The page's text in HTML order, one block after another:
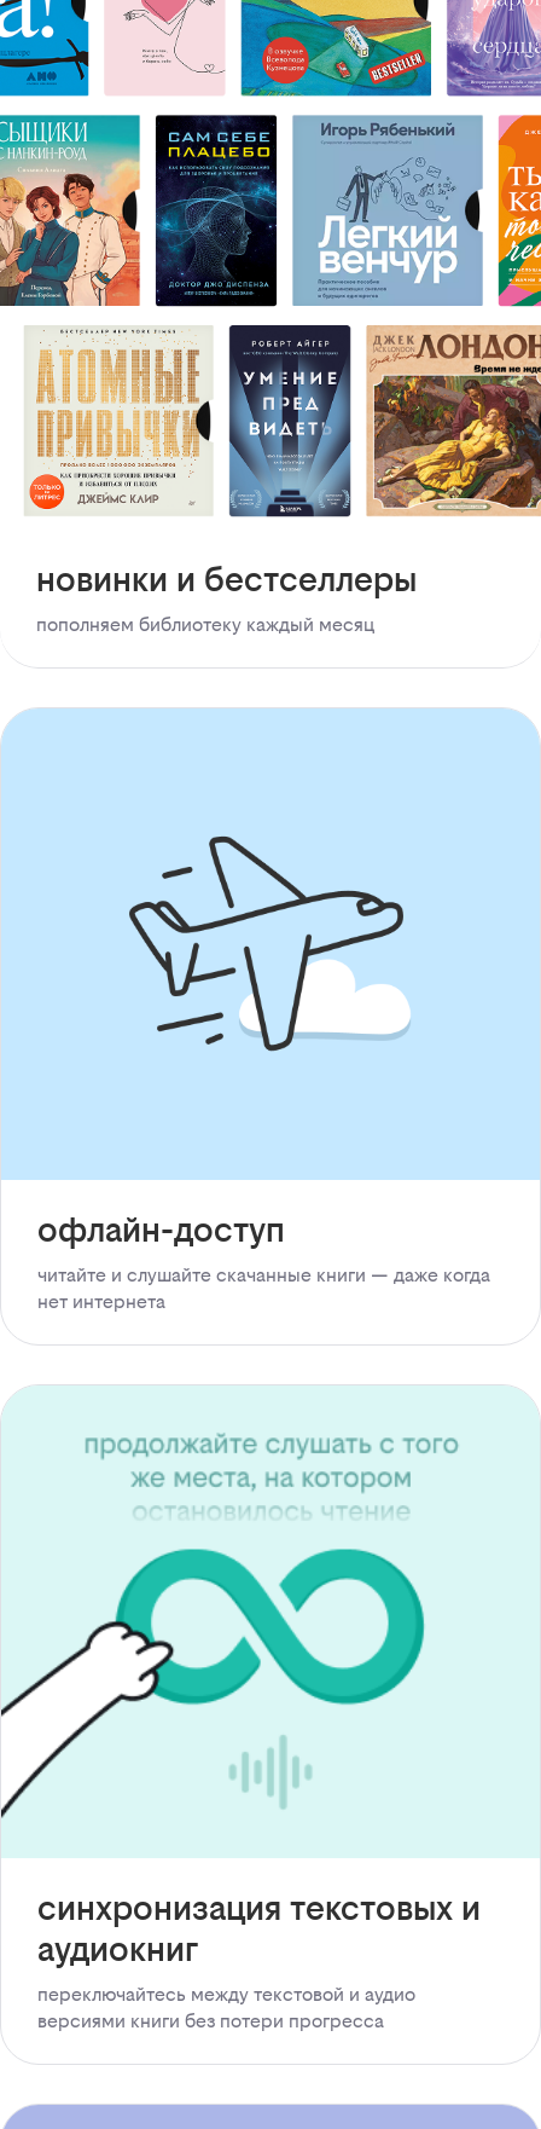
новинки и бестселлеры
пополняем библиотеку каждый месяц
офлайн-доступ
читайте и слушайте скачанные книги — даже когда
нет интернета
синхронизация текстовых и
аудиокниг
переключайтесь между текстовой и аудио
версиями книги без потери прогресса